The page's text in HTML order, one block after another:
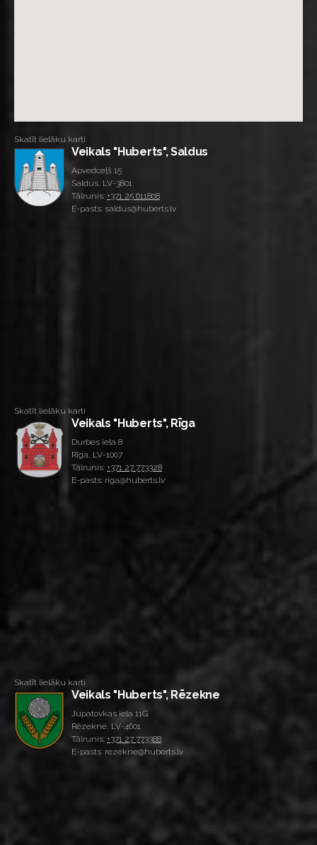
Skatīt lielāku karti
Veikals "Huberts", Saldus
Apvedceļš 15
Saldus, LV-3801
Tālrunis: +371 25 611808
E-pasts: saldus@huberts.lv
Skatīt lielāku karti
Veikals "Huberts", Rīga
Durbes iela 8
Rīga, LV-1007
Tālrunis: +371 27 773328
E-pasts: riga@huberts.lv
Skatīt lielāku karti
Veikals "Huberts", Rēzekne
Jupatovkas iela 11G
Rēzekne, LV-4601
Tālrunis: +371 27 773388
E-pasts: rezekne@huberts.lv